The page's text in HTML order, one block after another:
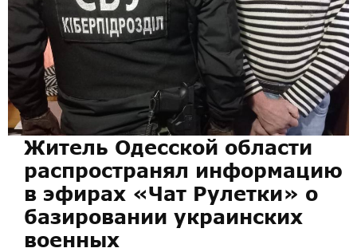
Житель Одесской области
распространял информацию
в эфирах «Чат Рулетки» о
базировании украинских
военных